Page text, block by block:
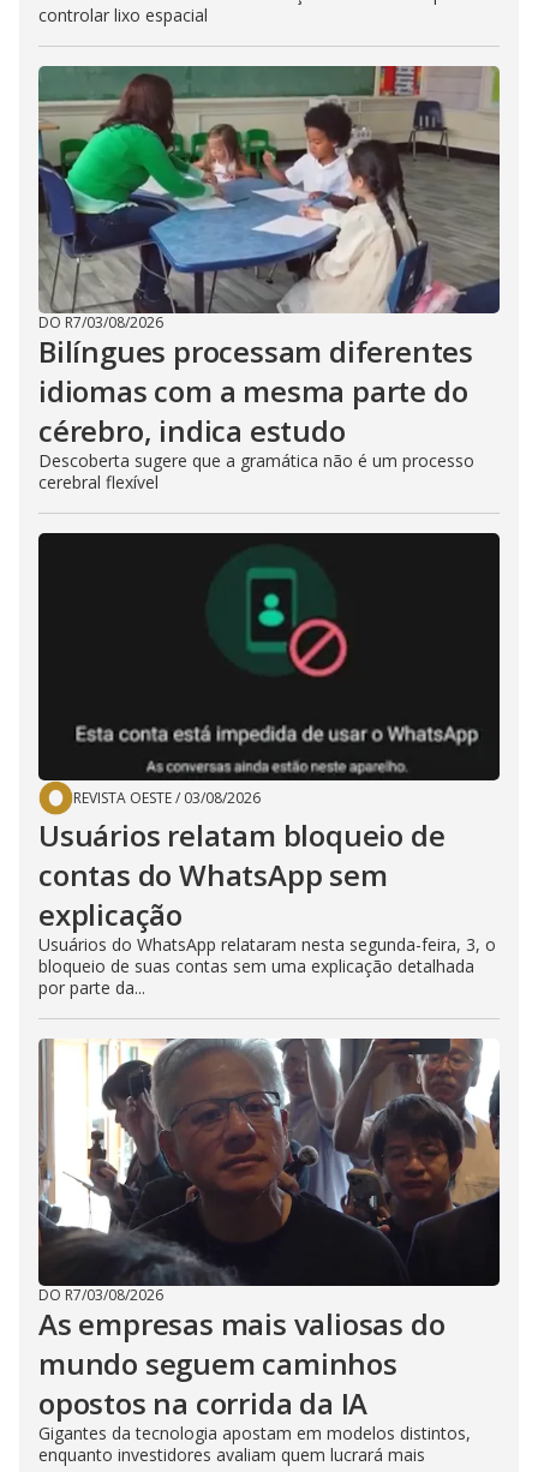
controlar lixo espacial
DO R7/03/08/2026
Bilíngues processam diferentes
idiomas com a mesma parte do
cérebro, indica estudo
Descoberta sugere que a gramática não é um processo
cerebral flexível
REVISTA OESTE/ 03/08/2026
Usuários relatam bloqueio de
contas do WhatsApp sem
explicação
Usuários do WhatsApp relataram nesta segunda-feira, 3, o
bloqueio de suas contas sem uma explicação detalhada
por parte da...
DO R7/03/08/2026
As empresas mais valiosas do
mundo seguem caminhos
opostos na corrida da IA
Gigantes da tecnologia apostam em modelos distintos,
enquanto investidores avaliam quem lucrará mais